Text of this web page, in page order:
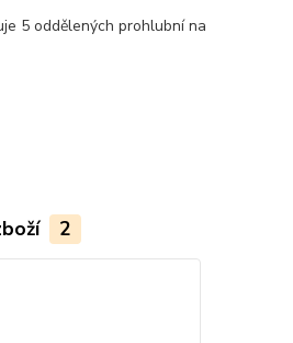
5 oddělených prohlubní na
2